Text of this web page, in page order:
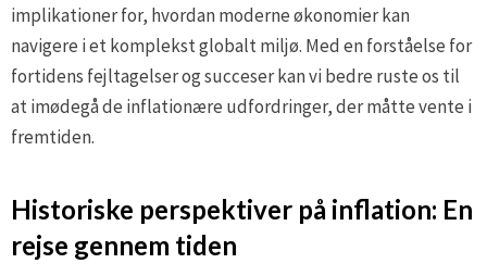
implikationer for, hvordan moderne økonomier kan
navigere i et komplekst globalt miljø. Med en forståelse for
fortidens fejltagelser og succeser kan vi bedre ruste os til
at imødegå de inflationære udfordringer, der måtte vente i
fremtiden.
Historiske perspektiver på inflation: En
rejse gennem tiden